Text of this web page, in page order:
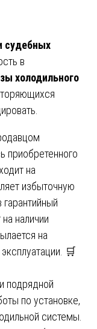
судебных
в
холодильного
приобретенного
на
избыточную
наличии
на
🛒
подрядной
по установке,
системы.